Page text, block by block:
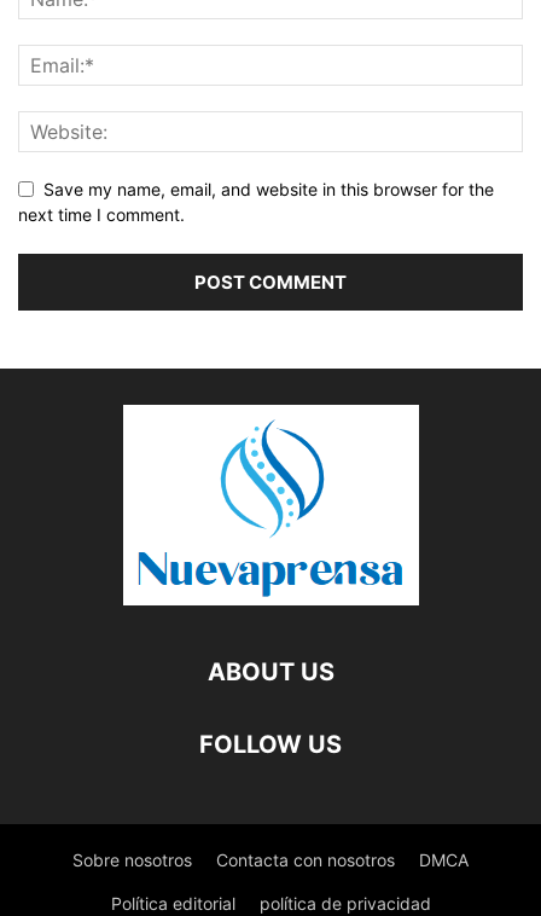
Save my name, email, and website in this browser for the
next time I comment.
ABOUT US
FOLLOW US
Sobre nosotros Contacta con nosotros DMCA
Política editorial política de privacidad